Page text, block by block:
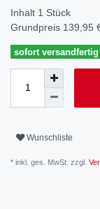
Inhalt 1 Stück
Grundpreis 139,95
sofort versandfertig
Wunschliste
* inkl. ges. MwSt. zzgl.